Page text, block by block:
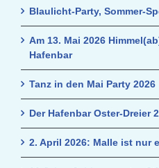
Blaulicht-Party, Sommer-
Am 13. Mai 2026
Hafenbar
Tanz in den Mai Party 2026
Der Hafenbar Oster-Dreier
2. April 2026: Malle ist nur